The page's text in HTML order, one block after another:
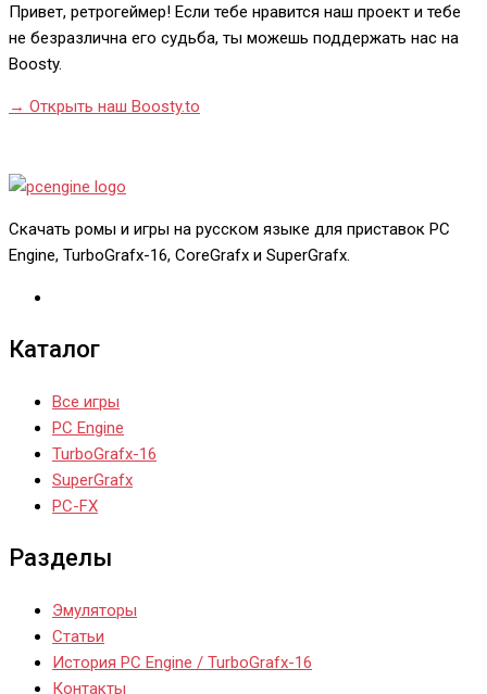
Привет, ретрогеймер! Если тебе нравится наш проект и тебе
не безразлична его судьба, ты можешь поддержать нас на
Boosty.
→ Открыть наш Boosty.to
Скачать ромы и игры на русском языке для приставок PC
Engine, TurboGrafx-16, CoreGrafx и SuperGrafx.
Каталог
Все игры
PC Engine
TurboGrafx-16
SuperGrafx
PC-FX
Разделы
Эмуляторы
Статьи
История PC Engine / TurboGrafx-16
Контакты